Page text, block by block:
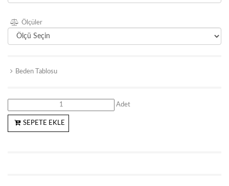
Ölçüler
Beden Tablosu
Adet
SEPETE EKLE